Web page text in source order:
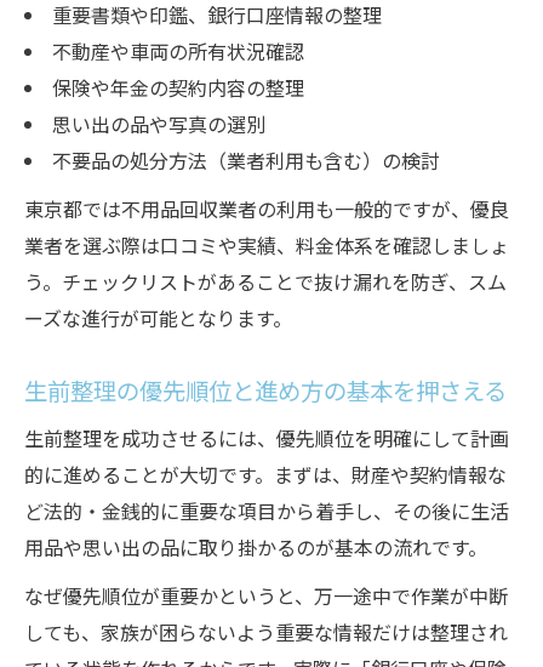
重要書類や印鑑、銀行口座情報の整理
不動産や車両の所有状況確認
保険や年金の契約内容の整理
思い出の品や写真の選別
不要品の処分方法（業者利用も含む）の検討
東京都では不用品回収業者の利用も一般的ですが、優良
業者を選ぶ際は口コミや実績、料金体系を確認しましょ
う。チェックリストがあることで抜け漏れを防ぎ、スム
ーズな進行が可能となります。
生前整理の優先順位と進め方の基本を押さえる
生前整理を成功させるには、優先順位を明確にして計画
的に進めることが大切です。まずは、財産や契約情報な
ど法的・金銭的に重要な項目から着手し、その後に生活
用品や思い出の品に取り掛かるのが基本の流れです。
なぜ優先順位が重要かというと、万一途中で作業が中断
しても、家族が困らないよう重要な情報だけは整理され